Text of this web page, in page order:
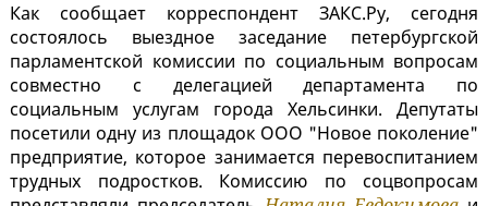
Как сообщает корреспондент ЗАКС.Ру, сегодня
состоялось выездное заседание петербургской
парламентской комиссии по социальным вопросам
совместно с делегацией департамента по
социальным услугам города Хельсинки. Депутаты
посетили одну из площадок ООО "Новое поколение"
предприятие, которое занимается перевоспитанием
трудных подростков. Комиссию по соцвопросам